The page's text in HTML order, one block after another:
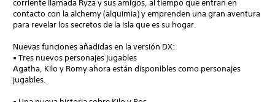
corriente llamada Ryza y sus amigos, al tiempo que entran en
contacto con la alchemy (alquimia) y emprenden una gran aventura
para revelar los secretos de la isla que es su hogar.
Nuevas funciones añadidas en la versión DX:
• Tres nuevos personajes jugables
Agatha, Kilo y Romy ahora están disponibles como personajes
jugables.